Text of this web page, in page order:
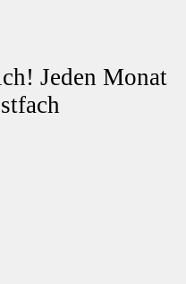
Jeden Monat